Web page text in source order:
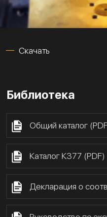
Скачать
Библиотека
Общий каталог
Каталог К377 (PDF)
Декларация о